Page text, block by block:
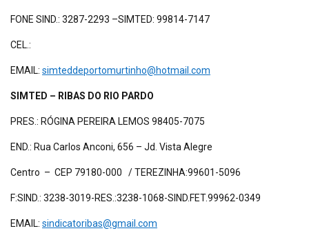
FONE SIND.: 3287-2293 –SIMTED: 99814-7147
CEL.:
EMAIL: simteddeportomurtinho@hotmail.com
SIMTED – RIBAS DO RIO PARDO
PRES.: RÓGINA PEREIRA LEMOS 98405-7075
END.: Rua Carlos Anconi, 656 – Jd. Vista Alegre
Centro – CEP 79180-000 / TEREZINHA:99601-5096
F:SIND.: 3238-3019-RES.:3238-1068-SIND.FET.99962-0349
EMAIL: sindicatoribas@gmail.com